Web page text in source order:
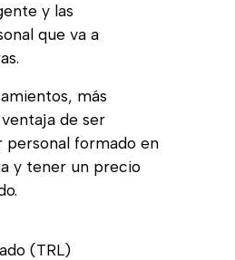
y las
que va a
más
de ser
formado en
y tener un precio
(TRL)